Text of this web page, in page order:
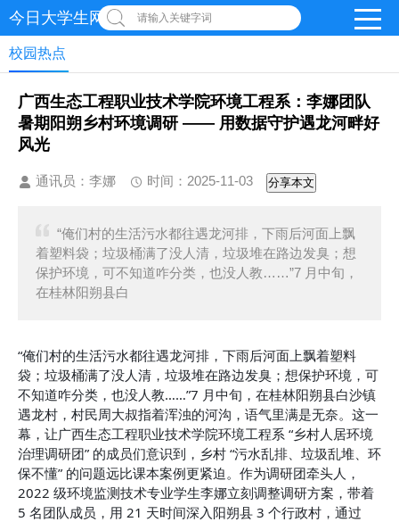
今日大学生网 | 在线投稿
请输入关键字词
校园热点
广西生态工程职业技术学院环境工程系：李娜团队
暑期阳朔乡村环境调研 —— 用数据守护遇龙河畔好
风光
通讯员：李娜 时间：2025-11-03 分享本文
“俺们村的生活污水都往遇龙河排，下雨后河面上飘
着塑料袋；垃圾桶满了没人清，垃圾堆在路边发臭；想
保护环境，可不知道咋分类，也没人教……”7 月中旬，
在桂林阳朔县白
“俺们村的生活污水都往遇龙河排，下雨后河面上飘着塑料
袋；垃圾桶满了没人清，垃圾堆在路边发臭；想保护环境，可
不知道咋分类，也没人教……”7 月中旬，在桂林阳朔县白沙镇
遇龙村，村民周大叔指着浑浊的河沟，语气里满是无奈。这一
幕，让广西生态工程职业技术学院环境工程系 “乡村人居环境
治理调研团” 的成员们意识到，乡村 “污水乱排、垃圾乱堆、环
保不懂” 的问题远比课本案例更紧迫。作为调研团牵头人，
2022 级环境监测技术专业学生李娜立刻调整调研方案，带着
5 名团队成员，用 21 天时间深入阳朔县 3 个行政村，通过